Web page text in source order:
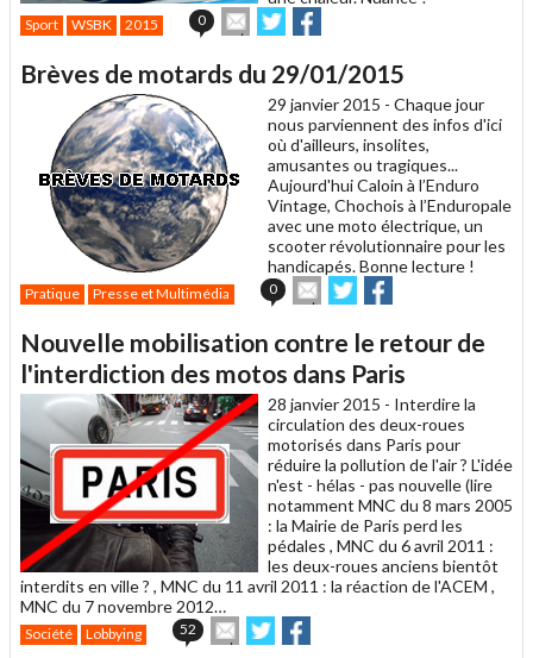
Sport WSBK 2015 0
Envoyer
cet
à
Partager
sur sur
Brèves de motards du 29/01/2015
29 janvier 2015 - Chaque jour
nous parviennent des infos d'ici
où d'ailleurs, insolites,
amusantes ou tragiques...
Aujourd'hui Caloin à l’Enduro
Vintage, Chochois à l’Enduropale
avec une moto électrique, un
scooter révolutionnaire pour les
handicapés. Bonne lecture !
Pratique Presse et Multimédia 0
Envoyer
cet
à
un
ami
Partager
sur sur
Nouvelle mobilisation contre le retour de
l'interdiction des motos dans Paris
28 janvier 2015 - Interdire la
circulation des deux-roues
motorisés dans Paris pour
réduire la pollution de l'air ? L'idée
n'est - hélas - pas nouvelle (lire
notamment MNC du 8 mars 2005
: la Mairie de Paris perd les
pédales , MNC du 6 avril 2011 :
les deux-roues anciens bientôt
interdits en ville ? , MNC du 11 avril 2011 : la réaction de l'ACEM ,
MNC du 7 novembre 2012…
Société Lobbying 52
Envoyer
cet
Partager
sur sur